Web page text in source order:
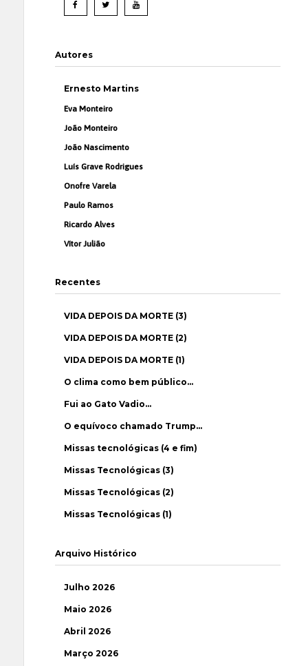
Autores
Ernesto Martins
Eva Monteiro
João Monteiro
João Nascimento
Luís Grave Rodrigues
Onofre Varela
Paulo Ramos
Ricardo Alves
Vítor Julião
Recentes
VIDA DEPOIS DA MORTE (3)
VIDA DEPOIS DA MORTE (2)
VIDA DEPOIS DA MORTE (1)
O clima como bem público…
Fui ao Gato Vadio…
O equívoco chamado Trump…
Missas tecnológicas (4 e fim)
Missas Tecnológicas (3)
Missas Tecnológicas (2)
Missas Tecnológicas (1)
Arquivo Histórico
Julho 2026
Maio 2026
Abril 2026
Março 2026